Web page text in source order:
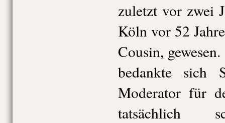
zuletzt vor zwei
Köln vor 52
Cousin,
bedankte sich
Moderator für
tatsächlich